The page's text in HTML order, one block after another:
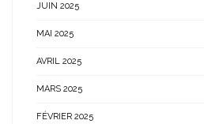
JUIN 2025
MAI 2025
AVRIL 2025
MARS 2025
FÉVRIER 2025